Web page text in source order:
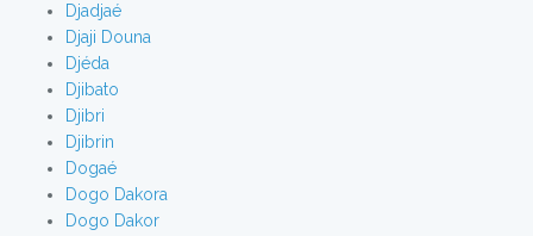
Djadjaé
Djaji Douna
Djéda
Djibato
Djibri
Djibrin
Dogaé
Dogo Dakora
Dogo Dakor